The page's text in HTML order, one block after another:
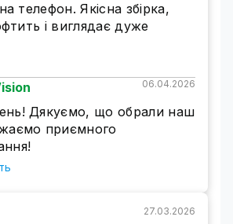
всепогодной
наблюдения имеет
защиты от вредных
окружающей среды -IP67.
или низкая
повлияет на работу камеры.
телефон. Якісна збірка,
і виглядає дуже
06.04.2026
Дякуємо, що обрали наш
приємного
27.03.2026